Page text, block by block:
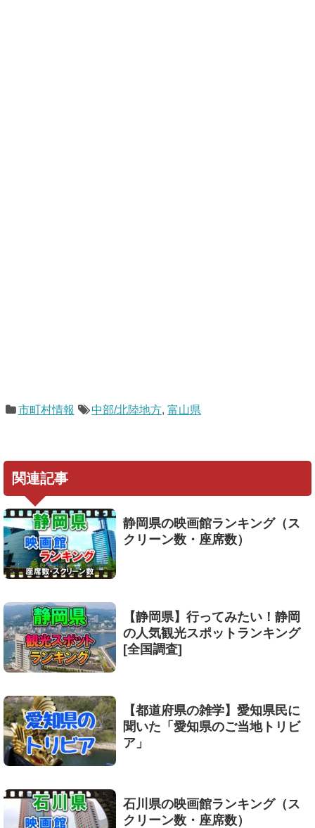
市町村情報 中部/北陸地方,富山県
関連記事
静岡県の映画館ランキング（ス
クリーン数・座席数）
【静岡県】行ってみたい！静岡
の人気観光スポットランキング
[全国調査]
【都道府県の雑学】愛知県民に
聞いた「愛知県のご当地トリビ
ア」
石川県の映画館ランキング（ス
クリーン数・座席数）